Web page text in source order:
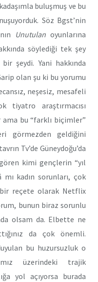
buluşmuş ve bu
Söz Bgst’nin
Unutulanoyunlarına
söylediği tek şey
şeydi. Yani hakkında
olan şu ki bu yorumu
neşesiz, mesafeli
tiyatro araştırmacısı
ama bu “farklı biçimler”
görmezden geldiğini
Tv’de Güneydoğu’da
kimi gençlerin “yıl
kadın sorunları, çok
bir reçete olarak Netflix
bunun biraz sorunlu
olsam da. Elbette ne
da çok önemli.
bu huzursuzluk o
üzerindeki trajik
yol açıyorsa burada